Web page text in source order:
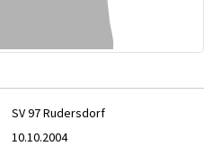
SV 97 Rudersdorf
10.10.2004